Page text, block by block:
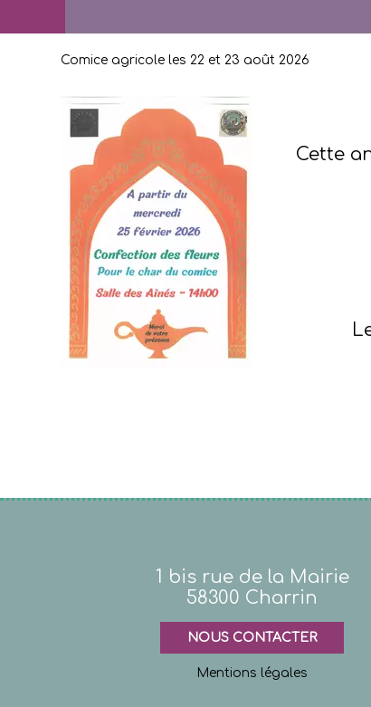
Comice agricole les 22 et 23 août 2026
Cette
1 bis rue de la Mairie
58300 Charrin
NOUS CONTACTER
Mentions légales